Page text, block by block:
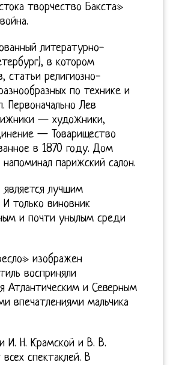
творчество Бакста»
литературно-
в котором
статьи религиозно-
по технике и
Первоначально Лев
— художники,
— Товарищество
в 1870 году. Дом
парижский салон.
лучшим
только виновник
и почти унылым среди
изображен
восприняли
Атлантическим и Северным
впечатлениями мальчика
И. Н. Крамской и В. В.
спектаклей. В